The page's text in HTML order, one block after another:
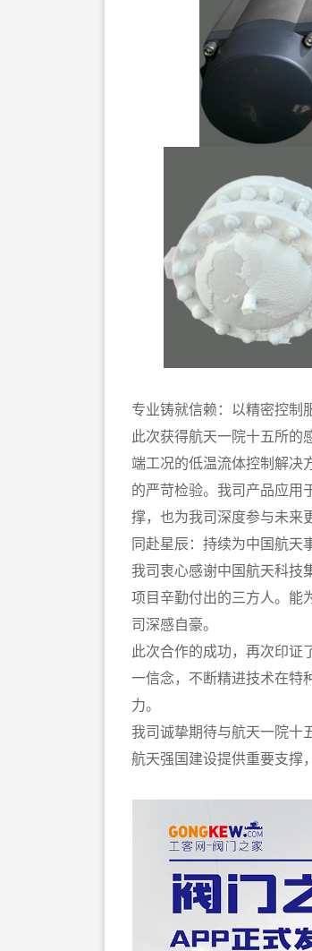
专业铸就信赖：以精密控制
此次获得航天一院十五所的
端工况的低温流体控制解决
的严苛检验。我司产品应用
撑，也为我司深度参与未来
同赴星辰：持续为中国航天
我司衷心感谢中国航天科技
项目辛勤付出的三方人。能
司深感自豪。
此次合作的成功，再次印证
一信念，不断精进技术在特
力。
我司诚挚期待与航天一院十
航天强国建设提供重要支撑